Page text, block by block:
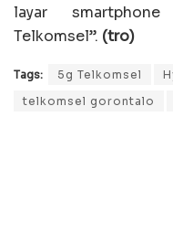
layar
Telkomsel”. (tro)
Tags: 5g Telkomsel
telkomsel gorontalo